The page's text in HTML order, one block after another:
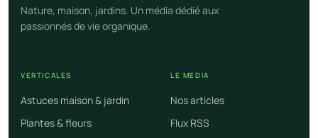
Nature, maison, jardins. Un média dédié aux
passionnés de vie organique.
VERTICALES
Astuces maison & jardin
Plantes & fleurs
LE MÉDIA
Nos articles
Flux RSS